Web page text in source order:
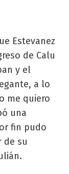
Estevanez
de Calu
y el
a lo
me quiero
una
fin pudo
de su